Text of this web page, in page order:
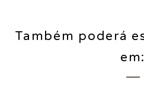
Também poderá
em: